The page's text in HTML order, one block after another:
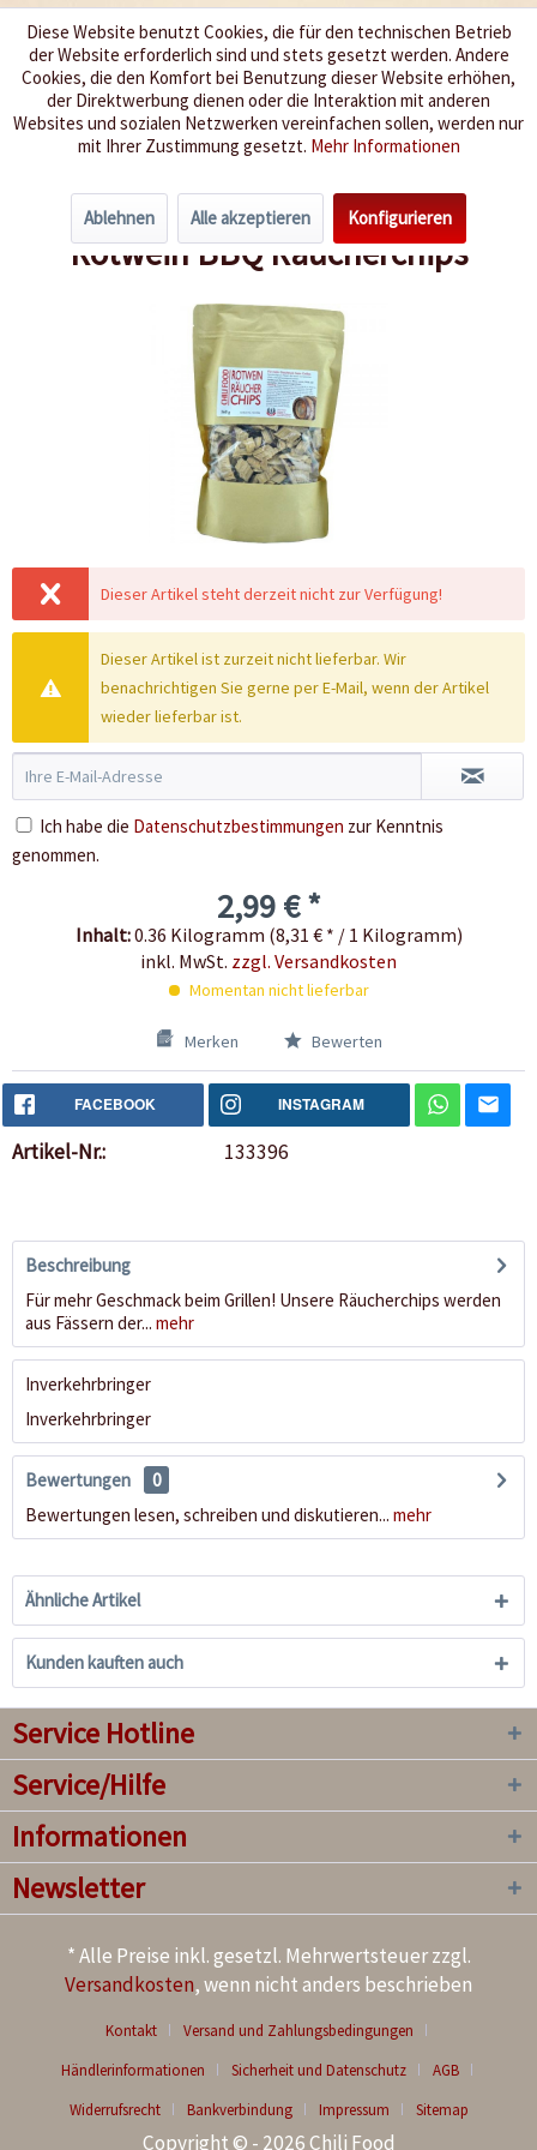
Wir würzen Ihr Leben
Menü
Übersicht Grill-Zubehör
Rotwein BBQ Räucherchips
Dieser Artikel steht derzeit nicht zur Verfügung!
Dieser Artikel ist zurzeit nicht lieferbar. Wir
benachrichtigen Sie gerne per E-Mail, wenn der Artikel
wieder lieferbar ist.
Ich habe die Datenschutzbestimmungen zur Kenntnis
genommen.
2,99 € *
Inhalt:0.36 Kilogramm (8,31 € * / 1 Kilogramm)
inkl. MwSt. zzgl. Versandkosten
Momentan nicht lieferbar
Merken Bewerten
FACEBOOK INSTAGRAM
Artikel-Nr.: 133396
Beschreibung
Für mehr Geschmack beim Grillen! Unsere Räucherchips werden
aus Fässern der... mehr
Inverkehrbringer
Inverkehrbringer
Bewertungen
0
Bewertungen lesen, schreiben und diskutieren... mehr
Ähnliche Artikel
Kunden kauften auch
Service Hotline
Service/Hilfe
Informationen
Newsletter
* Alle Preise inkl. gesetzl. Mehrwertsteuer zzgl.
Versandkosten, wenn nicht anders beschrieben
Kontakt
Versand und Zahlungsbedingungen
Händlerinformationen
Sicherheit und Datenschutz
AGB
Widerrufsrecht
Bankverbindung Impressum Sitemap
Copyright © - 2026 Chili Food
Diese Website benutzt Cookies, die für den technischen Betrieb
der Website erforderlich sind und stets gesetzt werden. Andere
Cookies, die den Komfort bei Benutzung dieser Website erhöhen,
der Direktwerbung dienen oder die Interaktion mit anderen
Websites und sozialen Netzwerken vereinfachen sollen, werden nur
mit Ihrer Zustimmung gesetzt. Mehr Informationen
Ablehnen Alle akzeptieren Konfigurieren